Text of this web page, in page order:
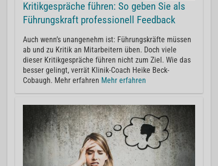
Kritikgespräche führen: So geben Sie als
Führungskraft professionell Feedback
Auch wenn’s unangenehm ist: Führungskräfte müssen
ab und zu Kritik an Mitarbeitern üben. Doch viele
dieser Kritikgespräche führen nicht zum Ziel. Wie das
besser gelingt, verrät Klinik-Coach Heike Beck-
Cobaugh. Mehr erfahren Mehr erfahren